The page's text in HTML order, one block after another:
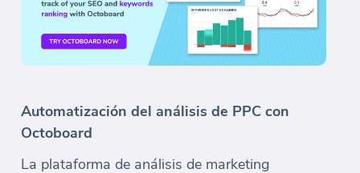
Automatización del análisis de PPC con
Octoboard
La plataforma de análisis de marketing